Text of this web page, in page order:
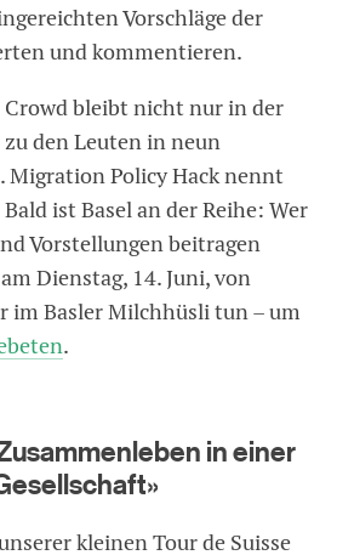
Vorschläge der
und kommentieren.
Crowd bleibt nicht nur in der
den Leuten in neun
Migration Policy Hack nennt
ist Basel an der Reihe: Wer
Vorstellungen beitragen
Dienstag, 14. Juni, von
im Basler Milchhüsli tun – um
.
in einer
kleinen Tour de Suisse